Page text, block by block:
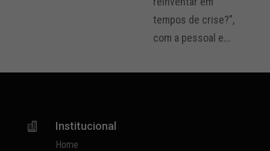
tempos de crise?”,
com a pessoal e...
 Institucional
Home